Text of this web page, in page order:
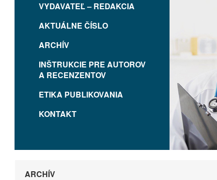
VYDAVATEĽ – REDAKCIA
AKTUÁLNE ČÍSLO
ARCHÍV
INŠTRUKCIE PRE AUTOROV
A RECENZENTOV
ETIKA PUBLIKOVANIA
KONTAKT
ARCHÍV